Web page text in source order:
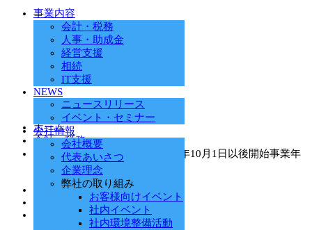
事業内容
会計・税務
人事・助成金
経営支援
相続
IT支援
NEWS
ニュースリリース
イベント・セミナー
会社情報
会社概要
代表あいさつ
企業理念
弊社の取り組み
お客様向けイベント
社内イベント
社内環境整備活動
ホーム
会計・税務
地方法人税の税率改正 令和元年10月1日以後開始事業年
度より適用開始
2020.03.24
会計・税務